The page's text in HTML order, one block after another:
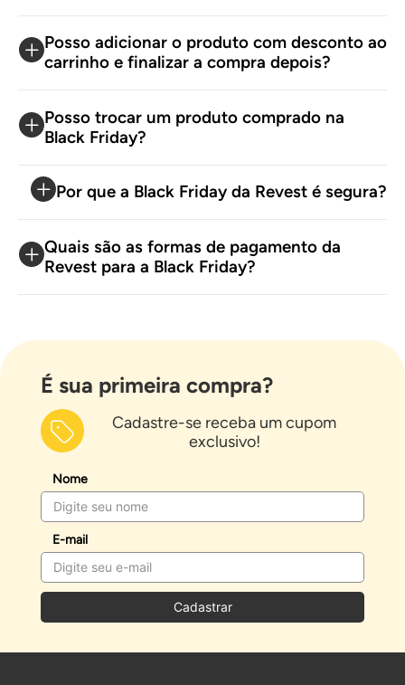
Posso adicionar o produto com desconto ao
carrinho e finalizar a compra depois?
Posso trocar um produto comprado na
Black Friday?
Por que a Black Friday da Revest é segura?
Quais são as formas de pagamento da
Revest para a Black Friday?
É sua primeira compra?
Cadastre-se receba um cupom
exclusivo!
Nome
E-mail
Cadastrar